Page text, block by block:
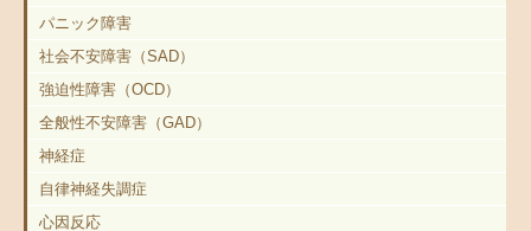
パニック障害
社会不安障害（SAD）
強迫性障害（OCD）
全般性不安障害（GAD）
神経症
自律神経失調症
心因反応